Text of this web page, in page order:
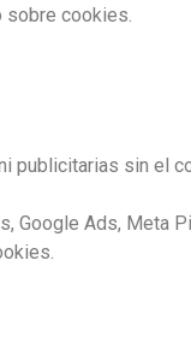
sobre cookies.
publicitarias sin el
Google Ads,